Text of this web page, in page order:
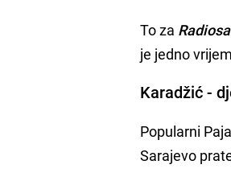
To za
je jedno
Karadžić -
Popularni
Sarajevo